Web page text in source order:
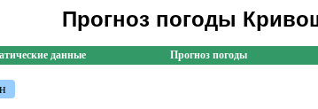
Прогноз погоды
данные Прогноз погоды